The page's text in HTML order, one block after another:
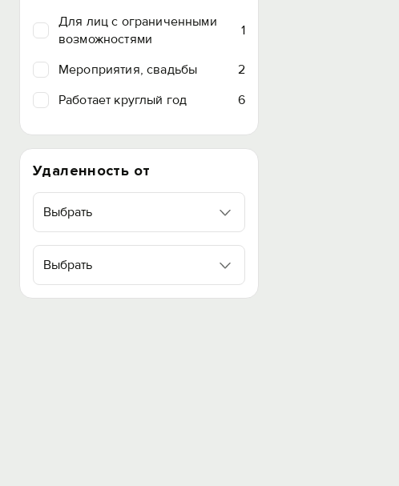
Для лиц с ограниченными
возможностями
1
Мероприятия, свадьбы
2
Работает круглый год
6
Удаленность от
Выбрать
Выбрать